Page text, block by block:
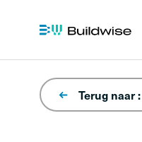
Terug naar